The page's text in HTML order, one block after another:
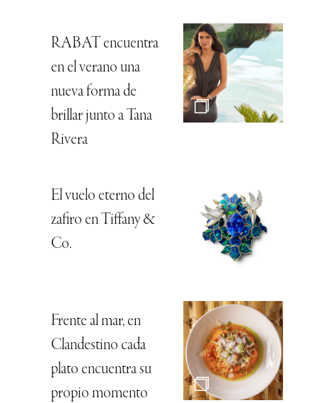
RABAT encuentra
en el verano una
nueva forma de
brillar junto a Tana
Rivera
El vuelo eterno del
zafiro en Tiffany &
Co.
Frente al mar, en
Clandestino cada
plato encuentra su
propio momento